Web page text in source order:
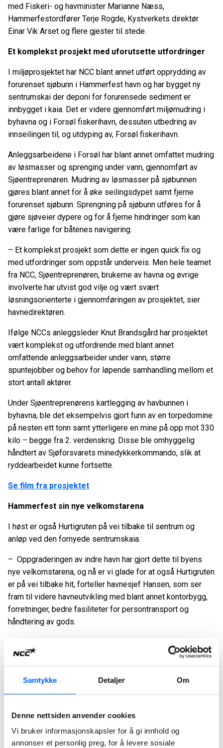
Samtykke Detaljer Om
Denne nettsiden anvender cookies
Vi bruker informasjonskapsler for å gi innhold og
annonser et personlig preg, for å levere sosiale
med Fiskeri- og havminister Marianne Næss,
Hammerfestordfører Terje Rogde, Kystverkets direktør
Einar Vik Arset og flere gjester til stede.
Et komplekst prosjekt med uforutsette utfordringer
I miljøprosjektet har NCC blant annet utført opprydding av
forurenset sjøbunn i Hammerfest havn og har bygget ny
sentrumskai der deponi for forurensede sediment er
innbygget i kaia. Det er videre gjennomført miljømudring i
byhavna og i Forsøl fiskerihavn, dessuten utbedring av
innseilingen til, og utdyping av, Forsøl fiskerihavn.
Anleggsarbeidene i Forsøl har blant annet omfattet mudring
av løsmasser og sprenging under vann, gjennomført av
Sjøentreprenøren. Mudring av løsmasser på sjøbunnen
gjøres blant annet for å øke seilingsdypet samt fjerne
forurenset sjøbunn. Sprengning på sjøbunn utføres for å
gjøre sjøveier dypere og for å fjerne hindringer som kan
være farlige for båtenes navigering.
– Et komplekst prosjekt som dette er ingen quick fix og
med utfordringer som oppstår underveis. Men hele teamet
fra NCC, Sjøentreprenøren, brukerne av havna og øvrige
involverte har utvist god vilje og vært svært
løsningsorienterte i gjennomføringen av prosjektet, sier
havnedirektøren.
Ifølge NCCs anleggsleder Knut Brandsgård har prosjektet
vært komplekst og utfordrende med blant annet
omfattende anleggsarbeider under vann, større
spuntejobber og behov for løpende samhandling mellom et
stort antall aktører.
Under Sjøentreprenørens kartlegging av havbunnen i
byhavna, ble det eksempelvis gjort funn av en torpedomine
på nesten ett tonn samt ytterligere en mine på opp mot 330
kilo – begge fra 2. verdenskrig. Disse ble omhyggelig
håndtert av Sjøforsvarets minedykkerkommando, slik at
ryddearbeidet kunne fortsette.
Se film fra prosjektet
Hammerfest sin nye velkomstarena
I høst er også Hurtigruten på vei tilbake til sentrum og
anløp ved den fornyede sentrumskaia.
– Oppgraderingen av indre havn har gjort dette til byens
nye velkomstarena, og nå er vi glade for at også Hurtigruten
er på vei tilbake hit, forteller havnesjef Hansen, som ser
fram til videre havneutvikling med blant annet kontorbygg,
forretninger, bedre fasiliteter for persontransport og
håndtering av gods.
er fornøyd med realiseringen av et prosjekt med
komplekse anleggsarbeider både over og under vann, og
som er viktig for både for miljø, infrastruktur og byutvikling.
til å gjennomføre denne typen komplekse prosjekter. NCC
solid erfaring innen disse fagområdene og gode